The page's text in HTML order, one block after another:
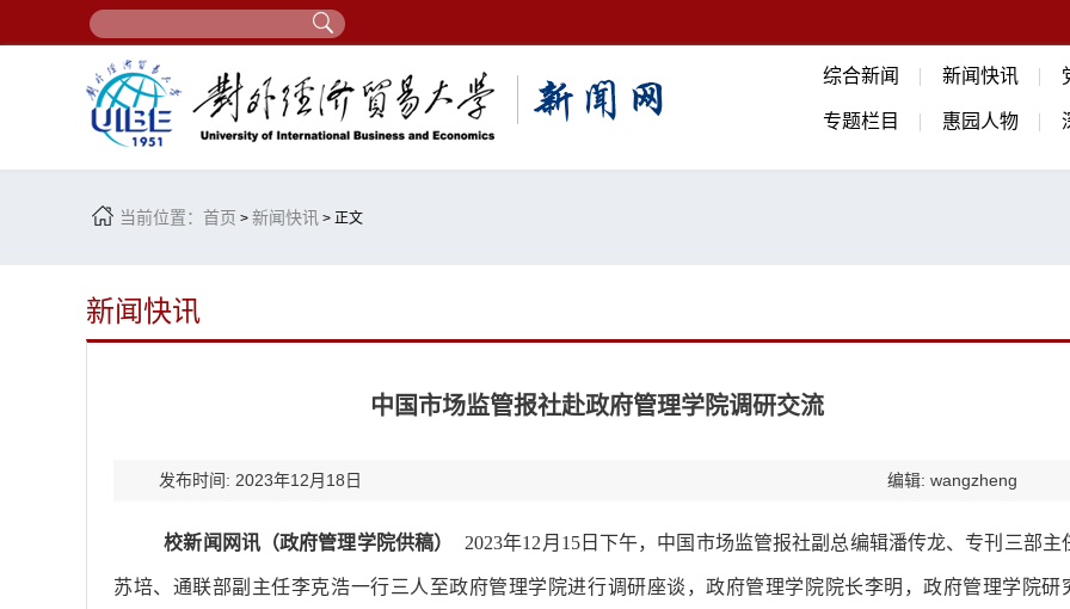
综合新闻 新闻快讯
专题栏目 惠园人物
当前位置： 首页 > 新闻快讯 > 正文
新闻快讯
中国市场监管报社赴政府管理学院调研交流
发布时间: 2023年12月18日 编辑: wangzheng
校新闻网讯（政府管理学院供稿） 2023年12月15日下午，中国市场监管报社副总编辑潘传龙、专刊三部主
苏培、通联部副主任李克浩一行三人至政府管理学院进行调研座谈，政府管理学院院长李明，政府管理学院研